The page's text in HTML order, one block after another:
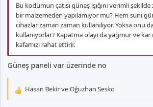
Bu kodumun çatısı güneş ışığını verimli
bir malzemeden yapılamıyor mu? Hem suni
cihazlar zaman zaman kullanılıyor. Yoksa onu
kullanıyorlar? Kapatma olayı da yağmur ve
kafamızı rahat ettirir.
Güneş paneli var üzerinde no
T
Hasan BekirveOğuzhan Sesko